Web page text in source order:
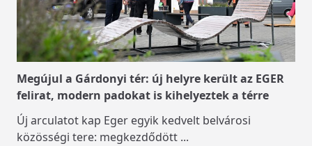
Megújul a Gárdonyi tér: új helyre került az EGER
felirat, modern padokat is kihelyeztek a térre
Új arculatot kap Eger egyik kedvelt belvárosi
közösségi tere: megkezdődött ...